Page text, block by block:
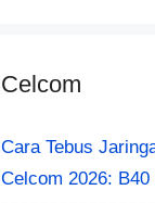
Celcom
Cara Tebus
Celcom 2026: